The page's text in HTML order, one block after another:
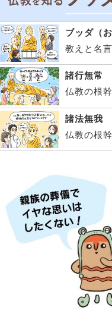
ブッダ（
教えと名
諸行無常
仏教の根
諸法無我
仏教の根